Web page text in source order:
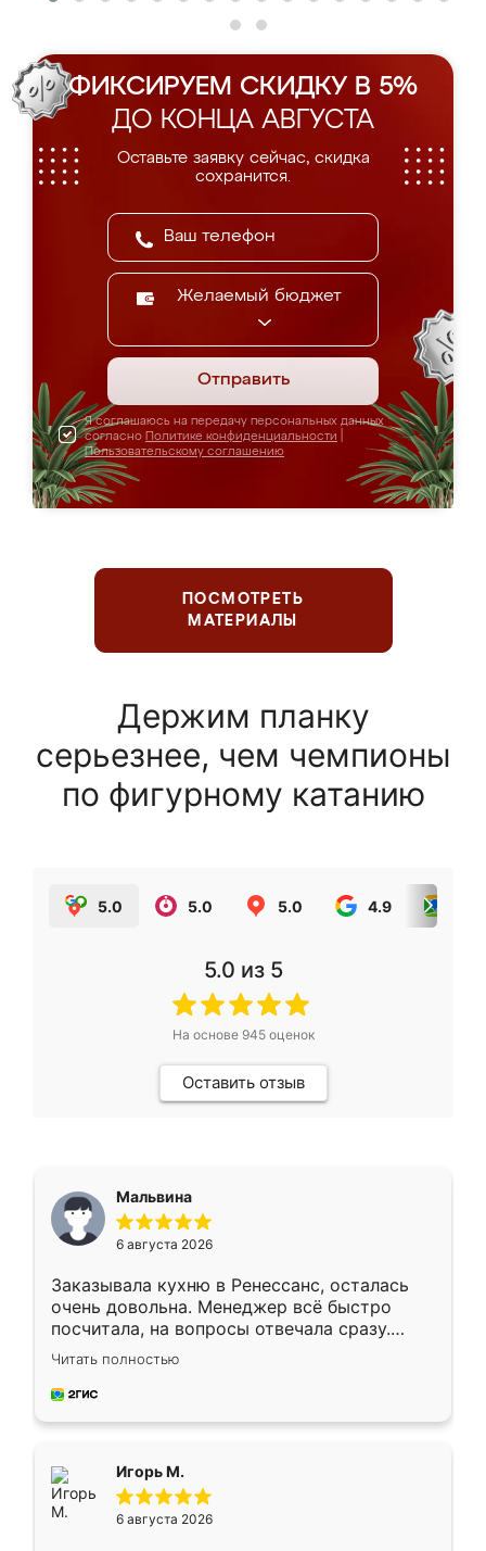
ФИКСИРУЕМ СКИДКУ В 5%
ДО КОНЦА АВГУСТА
Оставьте заявку сейчас, скидка
сохранится.
Желаемый бюджет
Отправить
Я соглашаюсь на передачу персональных данных
согласно Политике конфиденциальности
Пользовательскому соглашению
ПОСМОТРЕТЬ
МАТЕРИАЛЫ
Держим планку
серьезнее, чем чемпионы
по фигурному катанию
5.0 5.0 5.0 4.9
5.0 из 5
На основе 945оценок
Оставить отзыв
Мальвина
6 августа 2026
Заказывала кухню в Ренессанс, осталась
очень довольна. Менеджер всё быстро
посчитала, на вопросы отвечала сразу.
Замерщик приехал в субботу, подошёл к
делу со всей ответственностью. Собрали
за день, ребята работали аккуратно, даже
Читать полностью
Игорь М.
6 августа 2026